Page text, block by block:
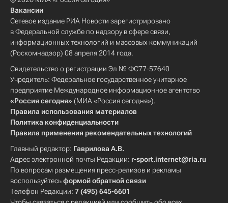
Вакансии
Сетевое издание РИА Новости зарегистрировано
в Федеральной службе по надзору в сфере связи,
информационных технологий и массовых коммуникаций
(Роскомнадзор) 08 апреля 2014 года.
Свидетельство о регистрации Эл № ФС77-57640
Учредитель: Федеральное государственное унитарное
предприятие Международное информационное агентство
«Россия сегодня» (МИА «Россия сегодня»).
Правила использования материалов
Политика конфиденциальности
Правила применения рекомендательных технологий
Главный редактор: Гаврилова А.В.
Адрес электронной почты Редакции: r-sport.internet@ria.ru
По вопросам размещения пресс-релизов и рекламы
воспользуйтесьформой обратной связи
Телефон Редакции: 7 (495) 645-6601